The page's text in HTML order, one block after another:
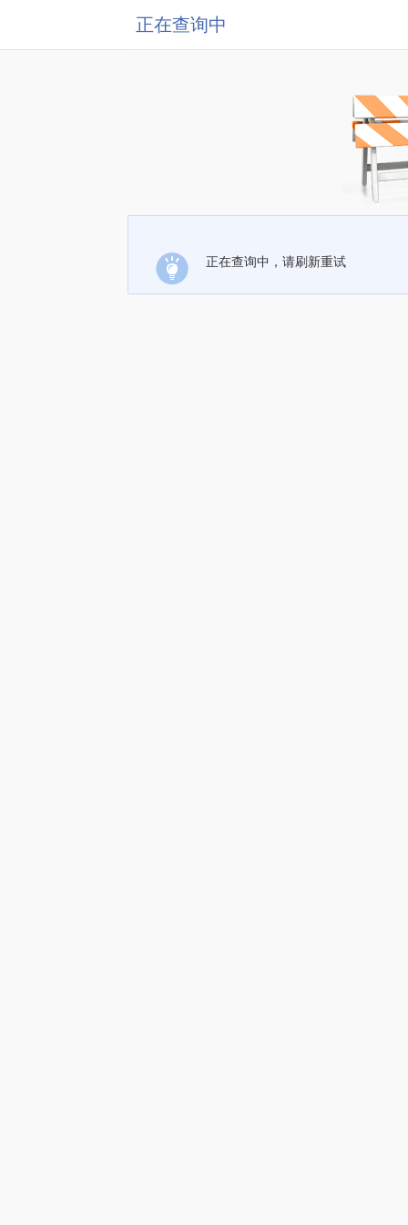
正在查询中
正在查询中，请刷新重试